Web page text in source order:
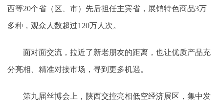
西等20个省（区、市）先后担任主宾省，展销特色商品3万
多种，观众人数超过120万人次。
面对面交流，拉近了新老朋友的距离，也让优质产品充
分亮相、精准对接市场，寻到更多机遇。
第九届丝博会上，陕西交控亮相低空经济展区，集中发